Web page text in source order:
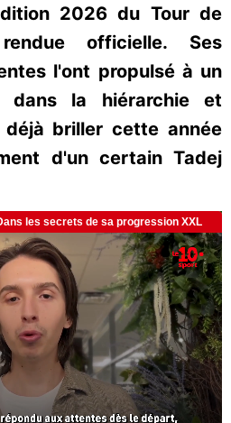
2026 du Tour de
officielle. Ses
l'ont propulsé à un
dans la hiérarchie et
briller cette année
d'un certain Tadej